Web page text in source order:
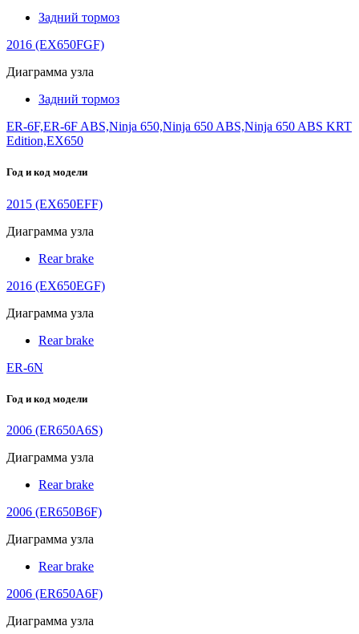
Задний тормоз
2016 (EX650FGF)
Диаграмма узла
Задний тормоз
ER-6F,ER-6F ABS,Ninja 650,Ninja 650 ABS,Ninja 650 ABS KRT
Edition,EX650
Год и код модели
2015 (EX650EFF)
Диаграмма узла
Rear brake
2016 (EX650EGF)
Диаграмма узла
Rear brake
ER-6N
Год и код модели
2006 (ER650A6S)
Диаграмма узла
Rear brake
2006 (ER650B6F)
Диаграмма узла
Rear brake
2006 (ER650A6F)
Диаграмма узла